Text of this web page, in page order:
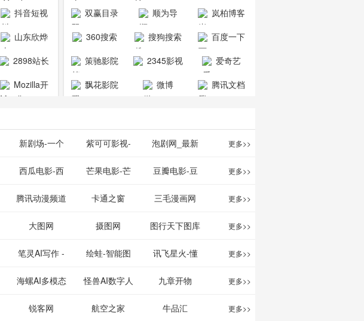
搜索
抖音短视
频
山东欣烨
化工有限公
2898站长
资源平台
Mozilla开
生物科技有
科技有限公
网
双赢目录
顺为导
航-办公运营
岚柏博客
360搜索
搜狗搜索
百度一下
策驰影院
2345影视
大全
爱奇艺
VIP会员
飘花影院
微博 腾讯文档
新剧场-一个
网盘资源分享
小站
紫可可影视-
紫可可,免费提
供最新高清电
影
泡剧网_最新
电视剧免费在
线观看_热播
电视剧大全
更多>>
西瓜电影-西
瓜视频网站电
影频道
芒果电影-芒
果TV网站电影
频道
豆瓣电影-豆
瓣电影提供最
新的电影介绍
及评论包括上
映影片的影讯
查询及购票服
更多>>
腾讯动漫频道
_comic.qq.com_
动漫综合
卡通之窗
_www.cartoonwin.com_
动漫原创
三毛漫画网
_www.sanmao.com.cn_
动漫原创
更多>>
大图网 摄图网 图行天下图库 更多>>
笔灵AI写作 -
国内领先的AI
写作助手
绘蛙-智能图
片、文案创作
平台
讯飞星火-懂
我的AI助手
更多>>
海螺AI多模态
大语言模型
怪兽AI数字人 九章开物 更多>>
锐客网 航空之家 牛品汇 更多>>